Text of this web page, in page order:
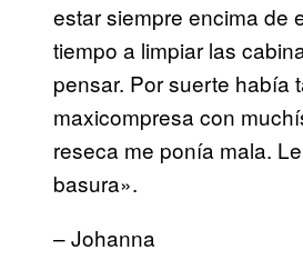
estar siempre encima de
tiempo a limpiar las
pensar. Por suerte había
maxicompresa con
reseca me ponía mala.
basura».
– Johanna